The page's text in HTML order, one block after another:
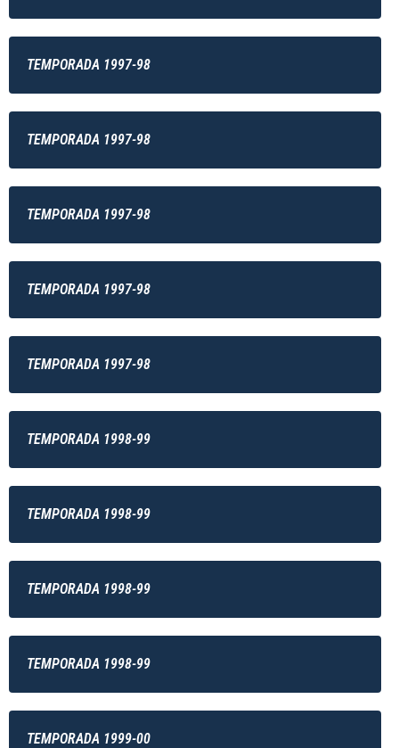
TEMPORADA 1997-98
TEMPORADA 1997-98
TEMPORADA 1997-98
TEMPORADA 1997-98
TEMPORADA 1997-98
TEMPORADA 1998-99
TEMPORADA 1998-99
TEMPORADA 1998-99
TEMPORADA 1998-99
TEMPORADA 1999-00